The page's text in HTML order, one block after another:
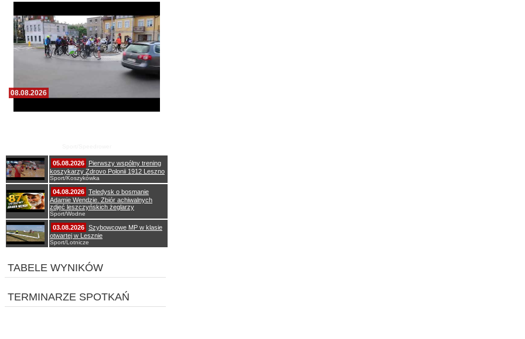
08.08.2026
05.08.2026
Pierwszy wspólny trening
koszykarzy Zdrovo Polonii 1912 Leszno
Sport/Koszykówka
04.08.2026 Teledysk o bosmanie
Adamie Wendzie. Zbiór achiwalnych
zdjęć leszczyńskich żeglarzy
Sport/Wodne
03.08.2026 Szybowcowe MP w klasie
otwartej w Lesznie
Sport/Lotnicze
TABELE WYNIKÓW
TERMINARZE SPOTKAŃ